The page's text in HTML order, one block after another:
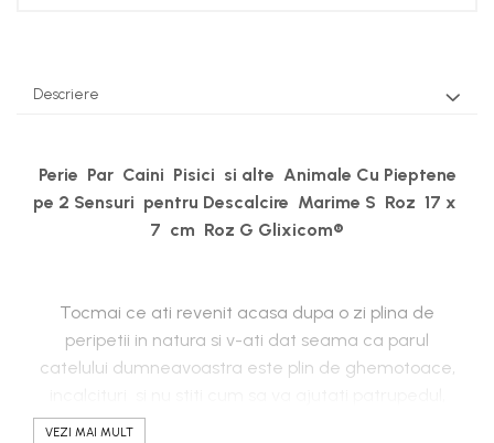
Descriere
Perie Par Caini Pisici si alte Animale Cu Pieptene
pe 2 Sensuri pentru Descalcire Marime S Roz 17 x
7 cm Roz G Glixicom®
Tocmai ce ati revenit acasa dupa o zi plina de
peripetii in natura si v-ati dat seama ca parul
catelului dumneavoastra este plin de ghemotoace,
astfel incat sa nu fie dureros pentru el?
VEZI MAI MULT